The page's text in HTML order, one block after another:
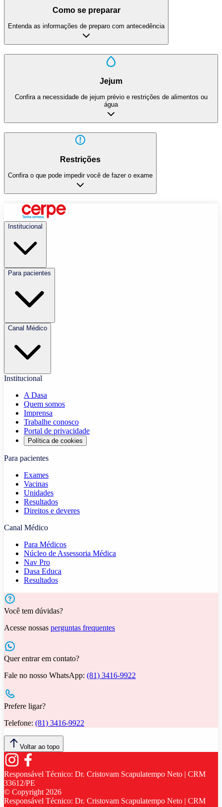
Como se preparar
Entenda as informações de preparo com antecedência
Jejum
Confira a necessidade de jejum prévio e restrições de alimentos ou
água
Restrições
Confira o que pode impedir você de fazer o exame
Institucional
Para pacientes
Canal Médico
Institucional
A Dasa
Quem somos
Imprensa
Trabalhe conosco
Portal de privacidade
Política de cookies
Para pacientes
Exames
Vacinas
Unidades
Resultados
Direitos e deveres
Canal Médico
Para Médicos
Núcleo de Assessoria Médica
Nav Pro
Dasa Educa
Resultados
Você tem dúvidas?
Acesse nossas perguntas frequentes
Quer entrar em contato?
Fale no nosso WhatsApp: (81) 3416-9922
Prefere ligar?
Telefone: (81) 3416-9922
Voltar ao topo
Responsável Técnico: Dr. Cristovam Scapulatempo Neto | CRM
33612/PE
© Copyright 2026
Responsável Técnico: Dr. Cristovam Scapulatempo Neto | CRM